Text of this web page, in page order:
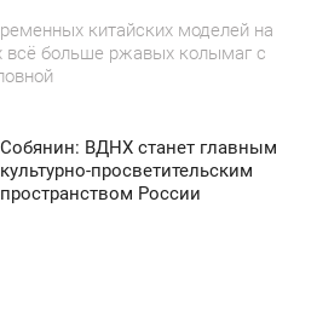
китайских моделей на
всё больше ржавых колымаг с
Собянин: ВДНХ станет главным
культурно-просветительским
пространством России